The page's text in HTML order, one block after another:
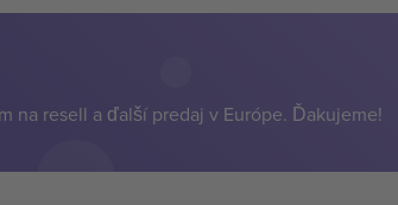
na resell a ďalší predaj v Európe. Ďakujeme!